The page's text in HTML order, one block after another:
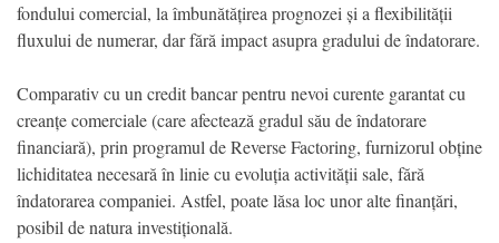
fondului comercial, la îmbunătățirea prognozei și a flexibilității
fluxului de numerar, dar fără impact asupra gradului de îndatorare.
Comparativ cu un credit bancar pentru nevoi curente garantat cu
creanțe comerciale (care afectează gradul său de îndatorare
financiară), prin programul de Reverse Factoring, furnizorul obține
lichiditatea necesară în linie cu evoluția activității sale, fără
îndatorarea companiei. Astfel, poate lăsa loc unor alte finanțări,
posibil de natura investițională.